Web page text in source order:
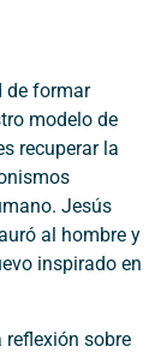
de formar
modelo de
recuperar la
Jesús
al hombre y
inspirado en
reflexión sobre